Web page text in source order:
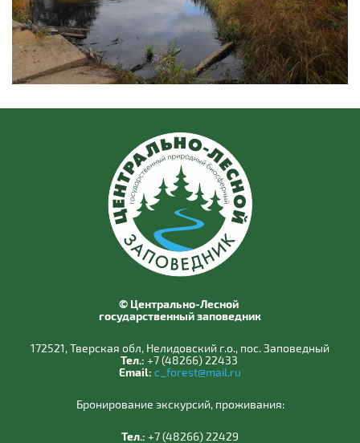
© Центрально-Лесной
государственный заповедник
172521, Тверская обл, Нелидовский г.о., пос. Заповедный
Тел.: +7 (48266) 22433
Email: c_forest@mail.ru
Бронирование экскурсий, проживания:
Тел.: +7 (48266) 22429